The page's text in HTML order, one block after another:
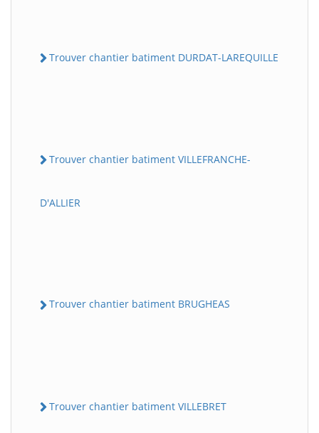
Trouver chantier batiment DURDAT-LAREQUILLE
Trouver chantier batiment VILLEFRANCHE-
D'ALLIER
Trouver chantier batiment BRUGHEAS
Trouver chantier batiment VILLEBRET